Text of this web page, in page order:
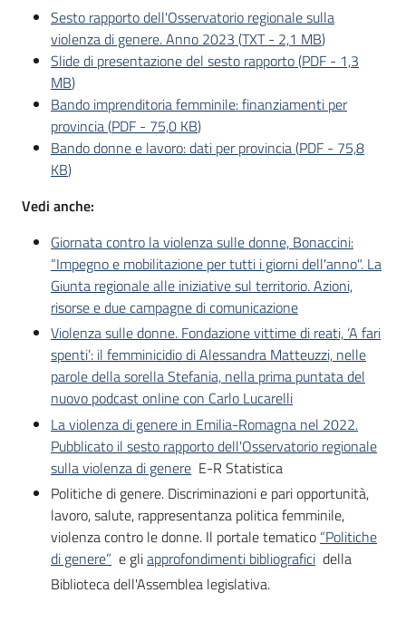
Sesto rapporto dell'Osservatorio regionale sulla
violenza di genere. Anno 2023 (TXT- 2,1 MB)
Slide di presentazione del sesto rapporto(PDF - 1,3
MB)
Bando imprenditoria femminile: finanziamenti per
provincia(PDF - 75,0 KB)
Bando donne e lavoro: dati per provincia(PDF - 75,8
KB)
Vedi anche:
Giornata contro la violenza sulle donne, Bonaccini:
“Impegno e mobilitazione per tutti i giorni dell'anno". La
Giunta regionale alle iniziative sul territorio. Azioni,
risorse e due campagne di comunicazione
Violenza sulle donne. Fondazione vittime di reati, ‘A fari
spenti’: il femminicidio di Alessandra Matteuzzi, nelle
parole della sorella Stefania, nella prima puntata del
nuovo podcast online con Carlo Lucarelli
La violenza di genere in Emilia-Romagna nel 2022.
Pubblicato il sesto rapporto dell'Osservatorio regionale
sulla violenza di genere E-R Statistica
Politiche di genere. Discriminazioni e pari opportunità,
lavoro, salute, rappresentanza politica femminile,
violenza contro le donne. Il portale tematico “Politiche
di genere” e gliapprofondimenti bibliografici della
Biblioteca dell'Assemblea legislativa.